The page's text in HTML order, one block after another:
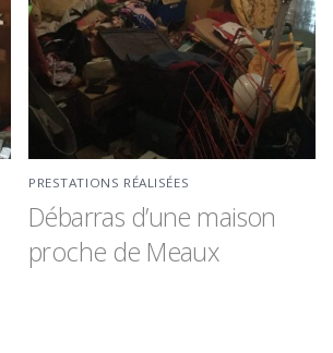
PRESTATIONS RÉALISÉES
Débarras d’une maison
proche de Meaux